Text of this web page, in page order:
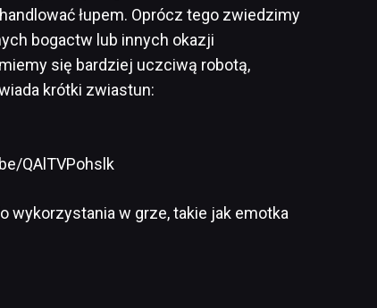
łupem. Oprócz tego zwiedzimy
bogactw lub innych okazji
się bardziej uczciwą robotą,
krótki zwiastun:
QAlTVPohslk
wykorzystania w grze, takie jak emotka